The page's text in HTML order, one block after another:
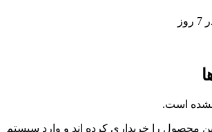
است.
محصول را خریداری کرده اند و وارد سیستم